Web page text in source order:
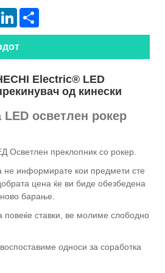
LinkedIn
Electric® LED
од кинески
осветлен рокер
преклопник со рокер.
информирате кои предмети сте
цена ќе ви биде обезбедена
барање.
ставки, ве молиме слободно
односи за соработка